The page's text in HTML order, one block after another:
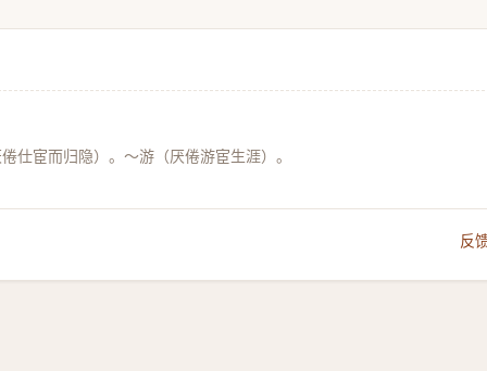
仕宦而归隐）。～游（厌倦游宦生涯）。
反